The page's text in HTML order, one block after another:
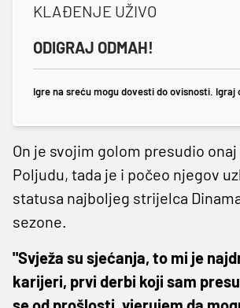
KLAĐENJE UŽIVO
ODIGRAJ ODMAH!
Igre na sreću mogu dovesti do ovisnosti. Igraj
On je svojim golom presudio
Poljudu, tada je i počeo njegov
statusa najboljeg strijelca
sezone.
"Svježa su sjećanja, to mi je
karijeri, prvi derbi koji sam